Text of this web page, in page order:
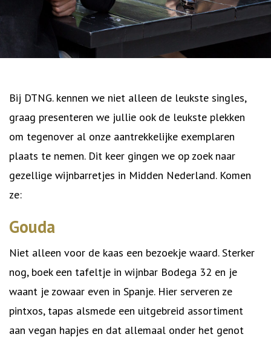
Bij DTNG. kennen we niet alleen de leukste singles,
graag presenteren we jullie ook de leukste plekken
om tegenover al onze aantrekkelijke exemplaren
plaats te nemen. Dit keer gingen we op zoek naar
gezellige wijnbarretjes in Midden Nederland. Komen
ze:
Gouda
Niet alleen voor de kaas een bezoekje waard. Sterker
nog, boek een tafeltje in wijnbar Bodega 32 en je
waant je zowaar even in Spanje. Hier serveren ze
pintxos, tapas alsmede een uitgebreid assortiment
aan vegan hapjes en dat allemaal onder het genot